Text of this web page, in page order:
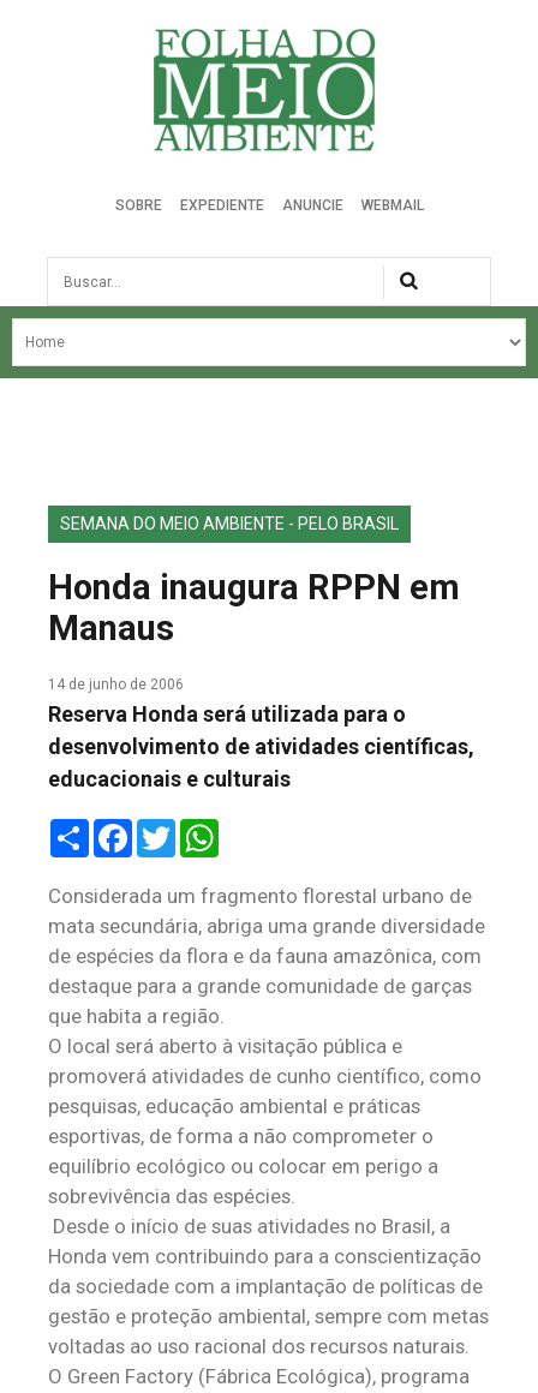
Folha do Meio Ambiente
SOBRE EXPEDIENTE ANUNCIE WEBMAIL
Busca
NOSSA HISTÓRIA
EDIÇÕES ANTERIORES
FALE CONOSCO
SEMANA DO MEIO AMBIENTE - PELO BRASIL
Honda inaugura RPPN em
Manaus
14 de junho de 2006
Reserva Honda será utilizada para o
desenvolvimento de atividades científicas,
educacionais e culturais
ShareFacebook
Twitter
Considerada um fragmento florestal urbano de
mata secundária, abriga uma grande diversidade
de espécies da flora e da fauna amazônica, com
destaque para a grande comunidade de garças
que habita a região.
O local será aberto à visitação pública e
promoverá atividades de cunho científico, como
pesquisas, educação ambiental e práticas
esportivas, de forma a não comprometer o
equilíbrio ecológico ou colocar em perigo a
sobrevivência das espécies.
Desde o início de suas atividades no Brasil, a
Honda vem contribuindo para a conscientização
da sociedade com a implantação de políticas de
gestão e proteção ambiental, sempre com metas
voltadas ao uso racional dos recursos naturais.
O Green Factory (Fábrica Ecológica), programa